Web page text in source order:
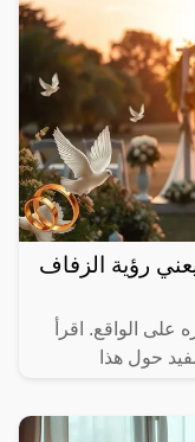
رؤية الزفاف
على الواقع. اقرأ
حول هذا